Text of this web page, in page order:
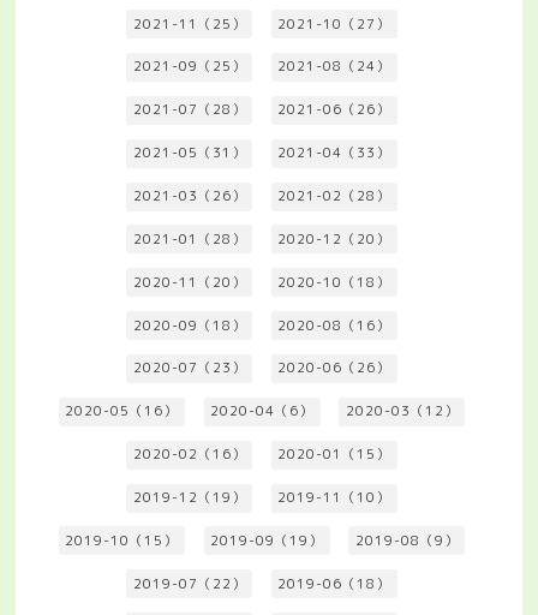
2021-11（25） 2021-10（27）
2021-09（25） 2021-08（24）
2021-07（28） 2021-06（26）
2021-05（31） 2021-04（33）
2021-03（26） 2021-02（28）
2021-01（28） 2020-12（20）
2020-11（20） 2020-10（18）
2020-09（18） 2020-08（16）
2020-07（23） 2020-06（26）
2020-05（16） 2020-04（6） 2020-03（12）
2020-02（16） 2020-01（15）
2019-12（19） 2019-11（10）
2019-10（15） 2019-09（19） 2019-08（9）
2019-07（22） 2019-06（18）